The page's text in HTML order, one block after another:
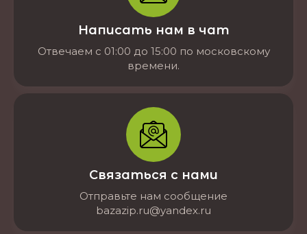
Написать нам в чат
Отвечаем с 01:00 до 15:00 по московскому
времени.
Связаться с нами
Отправьте нам сообщение
bazazip.ru@yandex.ru